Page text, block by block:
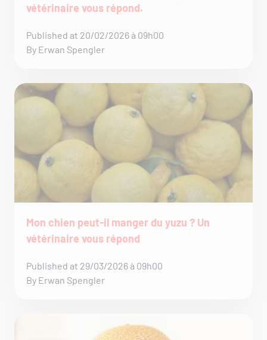
vétérinaire vous répond.
Published at 20/02/2026 à 09h00
By Erwan Spengler
Mon chien peut-il manger du yuzu ? Un
vétérinaire vous répond
Published at 29/03/2026 à 09h00
By Erwan Spengler